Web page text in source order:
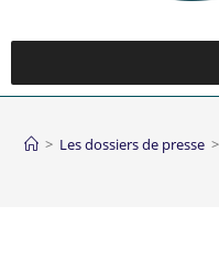
> Les dossiers de presse >